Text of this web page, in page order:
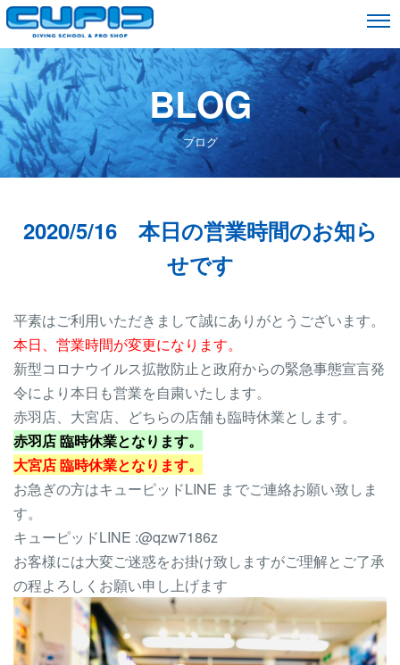
BLOG
ブログ
2020/5/16 本日の営業時間のお知ら
せです
平素はご利用いただきまして誠にありがとうございます。
本日、営業時間が変更になります。
新型コロナウイルス拡散防止と政府からの緊急事態宣言発
令により本日も営業を自粛いたします。
赤羽店、大宮店、どちらの店舗も臨時休業とします。
赤羽店 臨時休業となります。
大宮店 臨時休業となります。
お急ぎの方はキューピッドLINE までご連絡お願い致しま
す。
キューピッドLINE :@qzw7186z
お客様には大変ご迷惑をお掛け致しますがご理解とご了承
の程よろしくお願い申し上げます